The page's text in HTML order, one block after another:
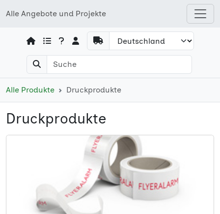
Alle Angebote und Projekte
Open shops menu
Alle Produkte Druckprodukte
Druckprodukte